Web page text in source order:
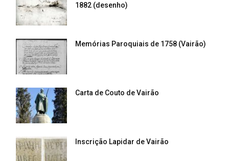
1882 (desenho)
Memórias Paroquiais de 1758 (Vairão)
Carta de Couto de Vairão
Inscrição Lapidar de Vairão